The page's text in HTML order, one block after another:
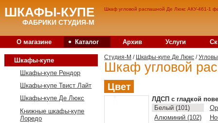
Шкаф угловой распашной Де Люкс АКУ-461-1
ШКАФЫ-КУПЕ
ФАБРИКИ СТУДИЯ-М
О магазине • Каталог Архив Услуги
Студия-M / Шкафы-купе Де Люкс /
Шкаф угловой
Цвет
ЛДСП с гладкой
Белый (101)
Алюминий (102)
Шкафы-купе
Шкафы-купе Рендор
Шкафы-купе Твист Лайт
Шкафы-купе Де Люкс
Книжные шкафы-купе
Лоредо